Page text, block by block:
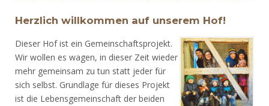
Herzlich willkommen auf unserem Hof!
Dieser Hof ist ein Gemeinschaftsprojekt.
Wir wollen es wagen, in dieser Zeit wieder
mehr gemeinsam zu tun statt jeder für
sich selbst. Grundlage für dieses Projekt
ist die Lebensgemeinschaft der beiden